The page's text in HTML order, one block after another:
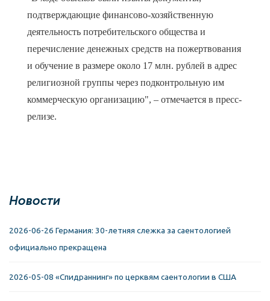
подтверждающие финансово-хозяйственную
деятельность потребительского общества и
перечисление денежных средств на пожертвования
и обучение в размере около 17 млн. рублей в адрес
религиозной группы через подконтрольную им
коммерческую организацию", – отмечается в пресс-
релизе.
Новости
2026-06-26 Германия: 30-летняя слежка за саентологией
официально прекращена
2026-05-08 «Спидраннинг» по церквям саентологии в США